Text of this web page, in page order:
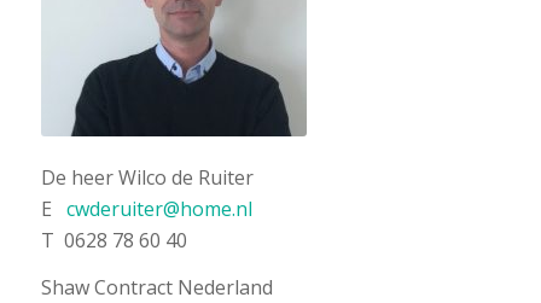
De heer Wilco de Ruiter
E cwderuiter@home.nl
T 0628 78 60 40
Shaw Contract Nederland